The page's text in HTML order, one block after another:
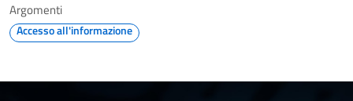
Argomenti
Accesso all'informazione